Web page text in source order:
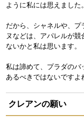
ように私には思えました。
だから、シャネルや、
ヌなどは、アパレルが
ないかと私は思います。
私は諦めて、プラダのバ
あるべきではないですよ
クレアンの願い